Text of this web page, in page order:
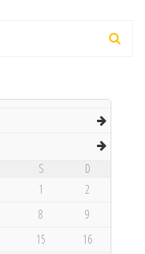
S
D
1
2
8
9
15
16